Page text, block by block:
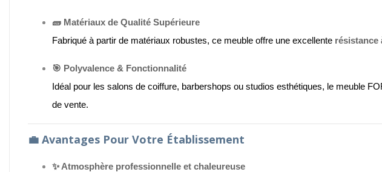
🧱 Matériaux de Qualité Supérieure
Fabriqué à partir de matériaux robustes, ce meuble offre une excellente résistance
🎯 Polyvalence & Fonctionnalité
Idéal pour les salons de coiffure, barbershops ou studios esthétiques, le meuble
de vente.
💼 Avantages Pour Votre Établissement
✨ Atmosphère professionnelle et chaleureuse